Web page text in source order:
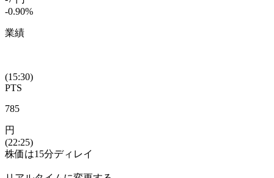
-0.90%
業績
(15:30)
PTS
785
円
(22:25)
株価は15分ディレイ